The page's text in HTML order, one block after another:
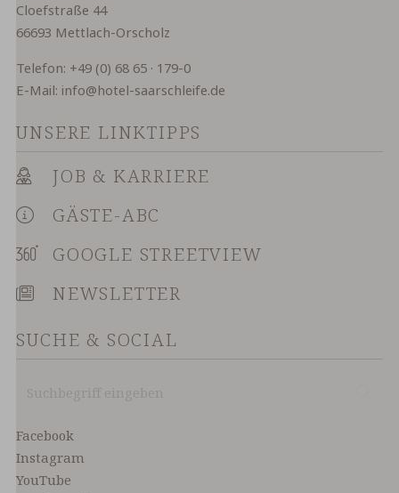
Cloefstraße 44
66693 Mettlach-Orscholz
Telefon: +49 (0) 68 65 · 179-0
E-Mail: info@hotel-saarschleife.de
UNSERE LINKTIPPS
JOB & KARRIERE
GÄSTE-ABC
GOOGLE STREETVIEW
NEWSLETTER
SUCHE & SOCIAL
eingeben
Facebook
Instagram
YouTube